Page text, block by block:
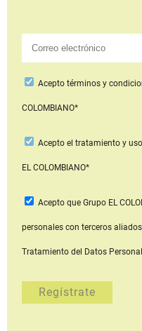
Aceptotérminos y
COLOMBIANO*
Acepto el tratamiento y
EL COLOMBIANO*
Acepto que Grupo EL
personales con terceros
Tratamiento del Datos